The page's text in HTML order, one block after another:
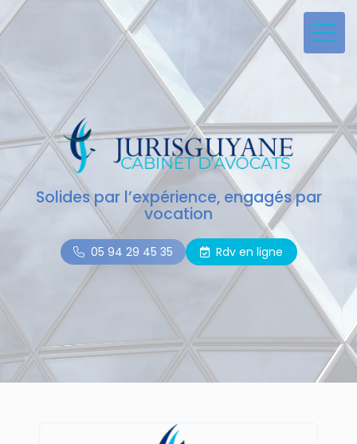
Solides par l’expérience, engagés par
vocation
05 94 29 45 35 Rdv en ligne